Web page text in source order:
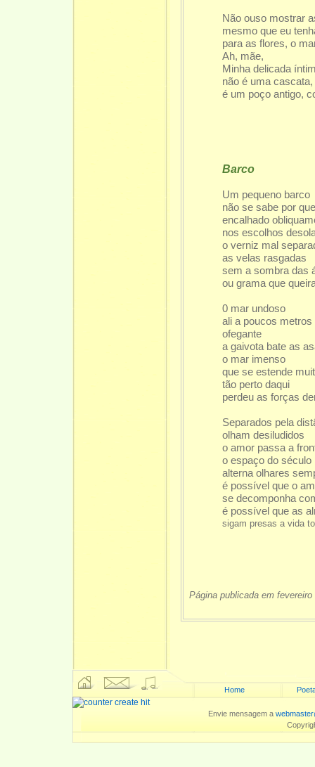
Não ouso mostrar
mesmo que eu
para as flores, o
Ah, mãe,
Minha delicada
não é uma
é um poço antigo,
Barco
Um pequeno barco
não se sabe por
encalhado
nos escolhos
o verniz mal
as velas rasgadas
sem a sombra das
ou grama que
0 mar undoso
ali a poucos metros
ofegante
a gaivota bate as
o mar imenso
que se estende
tão perto daqui
perdeu as forças
Separados pela
olham desiludidos
o amor passa a
o espaço do século
alterna olhares
é possível que o
se decomponha
é possível que as
sigam presas a vida
Página publicada em fevereiro
Home
Envie mensagem a